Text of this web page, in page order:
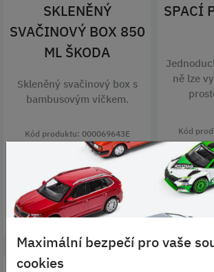
SKLENĚNÝ
SVAČINOVÝ BOX 850
ML ŠKODA
Skleněný svačinový box s
bambusovým víčkem.
Kód produktu: 000069643E
449 KČ
DO KOŠÍKU
SPACÍ
ně lze
Kód
1
Maximální bezpečí pro vaše
cookies